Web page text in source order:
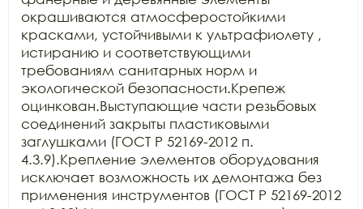
окрашиваются атмосферостойкими
красками, устойчивыми к ультрафиолету ,
истиранию и соответствующими
требованиям санитарных норм и
экологической безопасности.Крепеж
оцинкован.Выступающие части резьбовых
соединений закрыты пластиковыми
заглушками (ГОСТ Р 52169-2012 п.
4.3.9).Крепление элементов оборудования
исключает возможность их демонтажа без
применения инструментов (ГОСТ Р 52169-2012